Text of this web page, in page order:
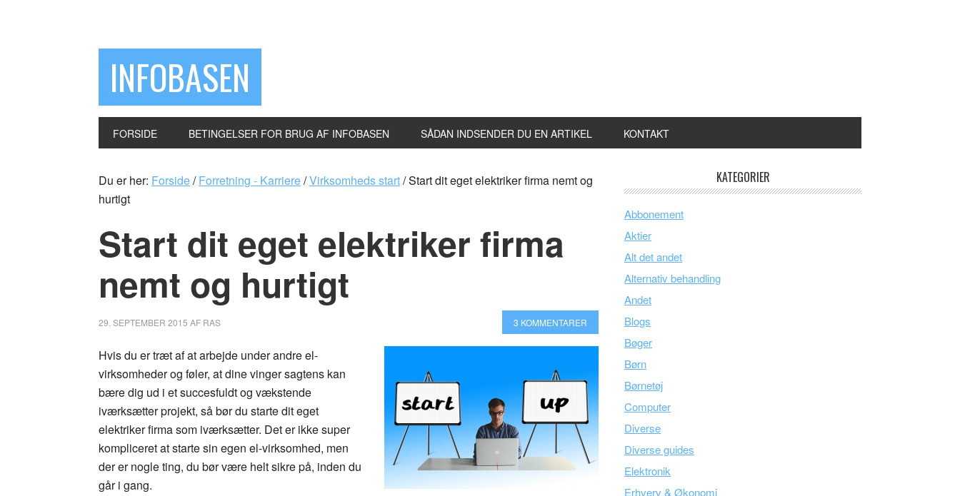
INFOBASEN
FORSIDE BETINGELSER FOR BRUG AF INFOBASEN SÅDAN INDSENDER DU EN ARTIKEL KONTAKT
Du er her: Forside/ Forretning - Karriere/Virksomheds start/Start dit eget elektriker firma nemt og
hurtigt
Start dit eget elektriker firma
nemt og hurtigt
29. SEPTEMBER 2015 AF RAS 3 KOMMENTARER
Hvis du er træt af at arbejde under andre el-
virksomheder og føler, at dine vinger sagtens kan
bære dig ud i et succesfuldt og vækstende
iværksætter projekt, så bør du starte dit eget
elektriker firma som iværksætter. Det er ikke super
kompliceret at starte sin egen el-virksomhed, men
der er nogle ting, du bør være helt sikre på, inden du
går i gang.
KATEGORIER
Abbonement
Aktier
Alt det andet
Alternativ behandling
Andet
Blogs
Bøger
Børn
Børnetøj
Computer
Diverse
Diverse guides
Elektronik
Erhverv & Økonomi